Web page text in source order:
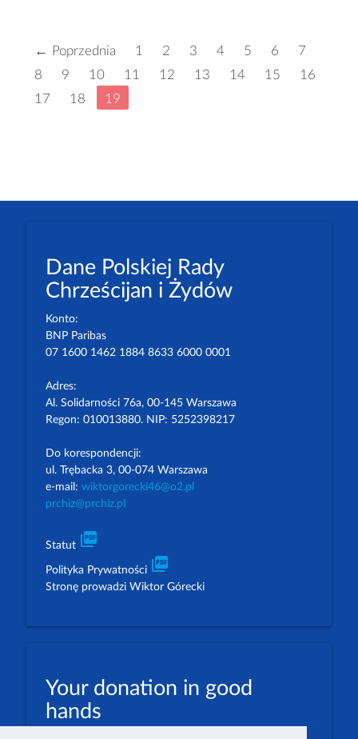
← Poprzednia 1 2 3 4 5 6
7
8
9 10 11 12 13 14 15
16
17
18 19
Dane Polskiej Rady
Chrześcijan i Żydów
Konto:
BNP Paribas
07 1600 1462 1884 8633 6000 0001
Adres:
Al. Solidarności 76a, 00-145 Warszawa
Regon: 010013880. NIP: 5252398217
Do korespondencji:
ul. Trębacka 3, 00-074 Warszawa
e-mail: wiktorgorecki46@o2.pl
prchiz@prchiz.pl
Statut picture_as_pdf
Polityka Prywatności picture_as_pdf
Stronę prowadzi Wiktor Górecki
Your donation in good
hands